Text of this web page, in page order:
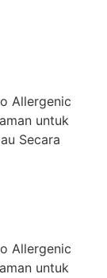
Allergenic
untuk
Secara
Allergenic
untuk